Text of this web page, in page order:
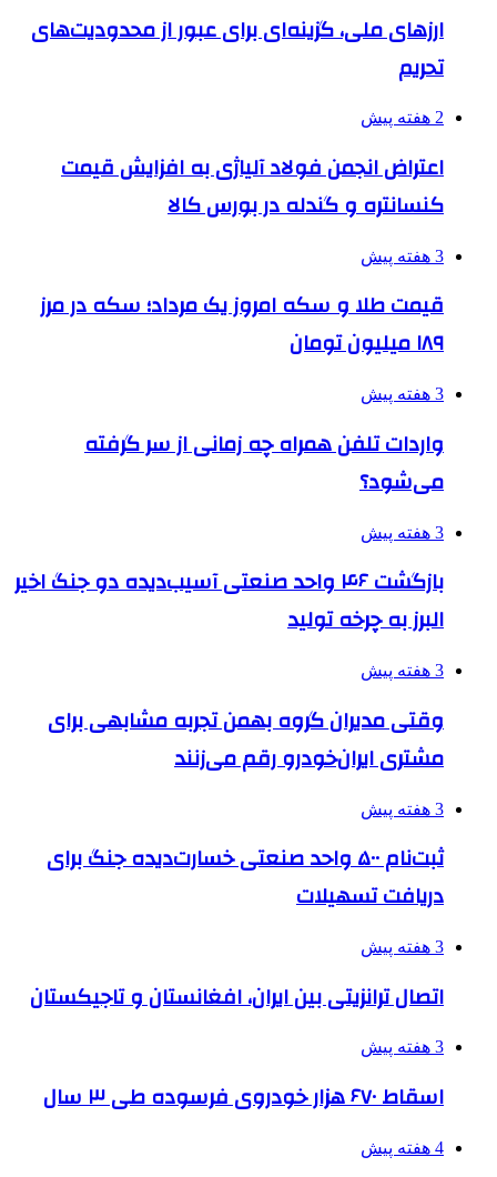
ارزهای ملی، گزینه‌ای برای عبور از محدودیت‌های
تحریم
2 هفته پیش
اعتراض انجمن فولاد آلیاژی به افزایش قیمت
کنسانتره و گندله در بورس کالا
3 هفته پیش
قیمت طلا و سکه امروز یک مرداد؛ سکه در مرز
۱۸۹ میلیون تومان
3 هفته پیش
واردات تلفن همراه چه زمانی از سر گرفته
می‌شود؟
3 هفته پیش
بازگشت ۴۶ واحد صنعتی آسیب‌دیده دو جنگ اخیر
البرز به چرخه تولید
3 هفته پیش
وقتی مدیران گروه بهمن تجربه مشابهی برای
مشتری ایران‌خودرو رقم می‌زنند
3 هفته پیش
ثبت‌نام ۵۰۰ واحد صنعتی خسارت‌دیده جنگ برای
دریافت تسهیلات
3 هفته پیش
اتصال ترانزیتی بین ایران، افغانستان و تاجیکستان
3 هفته پیش
اسقاط ۶۷۰ هزار خودروی فرسوده طی ۳ سال
4 هفته پیش